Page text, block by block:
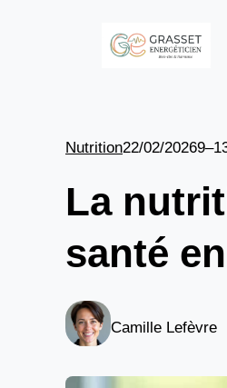
Nutrition22/02/2026
La
santé
Camille Lefèvre